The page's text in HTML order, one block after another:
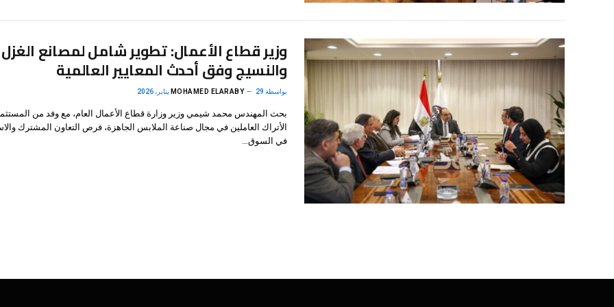
وزير قطاع الأعمال: تطوير شامل لمصانع الغزل
والنسيج وفق أحدث المعايير العالمية
بواسطة MOHAMED ELARABY 29 يناير، 2026
بحث المهندس محمد شيمي وزير وزارة قطاع الأعمال العام، مع وفد من
الأتراك العاملين في مجال صناعة الملابس الجاهزة، فرص التعاون المشترك
في السوق…